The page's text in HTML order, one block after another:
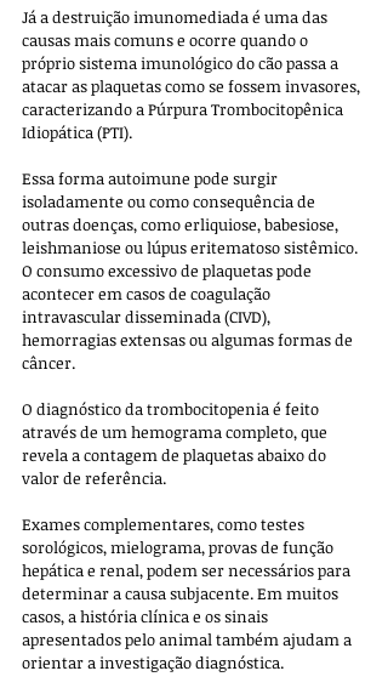
Já a destruição imunomediada é uma das
causas mais comuns e ocorre quando o
próprio sistema imunológico do cão passa a
atacar as plaquetas como se fossem invasores,
caracterizando a Púrpura Trombocitopênica
Idiopática (PTI).
Essa forma autoimune pode surgir
isoladamente ou como consequência de
outras doenças, como erliquiose, babesiose,
leishmaniose ou lúpus eritematoso sistêmico.
O consumo excessivo de plaquetas pode
acontecer em casos de coagulação
intravascular disseminada (CIVD),
hemorragias extensas ou algumas formas de
câncer.
O diagnóstico da trombocitopenia é feito
através de um hemograma completo, que
revela a contagem de plaquetas abaixo do
valor de referência.
Exames complementares, como testes
sorológicos, mielograma, provas de função
hepática e renal, podem ser necessários para
determinar a causa subjacente. Em muitos
casos, a história clínica e os sinais
apresentados pelo animal também ajudam a
orientar a investigação diagnóstica.